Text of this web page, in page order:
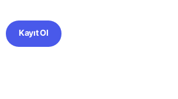
Kayıt Ol